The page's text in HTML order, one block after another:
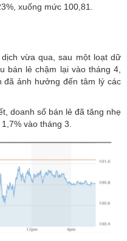
xuống mức 100,81.
vừa qua, sau một loạt dữ
bán lẻ chậm lại vào tháng 4,
đã ảnh hưởng đến tâm lý các
doanh số bán lẻ đã tăng nhẹ
vào tháng 3.